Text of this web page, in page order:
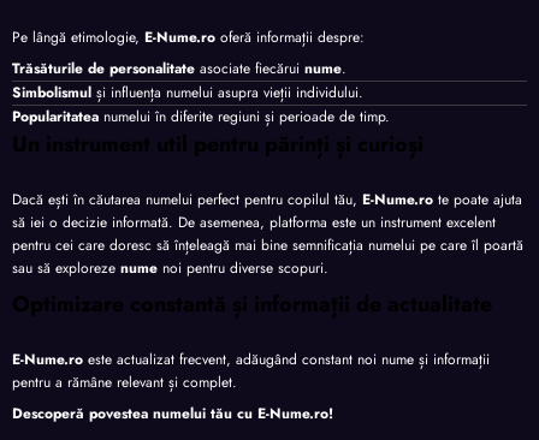
Pe lângă etimologie, E-Nume.ro oferă informații despre:
Trăsăturile de personalitate asociate fiecărui nume.
Simbolismul și influența numelui asupra vieții individului.
Popularitatea numelui în diferite regiuni și perioade de timp.
Un instrument util pentru părinți și curioși
Dacă ești în căutarea numelui perfect pentru copilul tău, E-Nume.ro te poate ajuta
să iei o decizie informată. De asemenea, platforma este un instrument excelent
pentru cei care doresc să înțeleagă mai bine semnificația numelui pe care îl poartă
sau să exploreze nume noi pentru diverse scopuri.
Optimizare constantă și informații de actualitate
E-Nume.ro este actualizat frecvent, adăugând constant noi nume și informații
pentru a rămâne relevant și complet.
Descoperă povestea numelui tău cu E-Nume.ro!